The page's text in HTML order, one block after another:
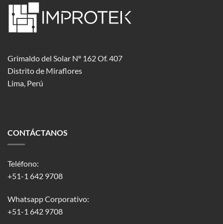
Grimaldo del Solar Nº 162 Of. 407
Distrito de Miraflores
Lima, Perú
CONTÁCTANOS
Teléfono:
+51-1 642 9708
Whatsapp Corporativo:
+51-1 642 9708